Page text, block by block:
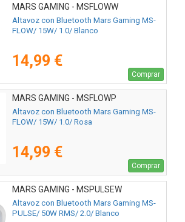
MARS GAMING - MSFLOWW
Altavoz con Bluetooth Mars Gaming MS-
FLOW/ 15W/ 1.0/ Blanco
14,99 €
Comprar
MARS GAMING - MSFLOWP
Altavoz con Bluetooth Mars Gaming MS-
FLOW/ 15W/ 1.0/ Rosa
14,99 €
Comprar
MARS GAMING - MSPULSEW
Altavoz con Bluetooth Mars Gaming MS-
PULSE/ 50W RMS/ 2.0/ Blanco